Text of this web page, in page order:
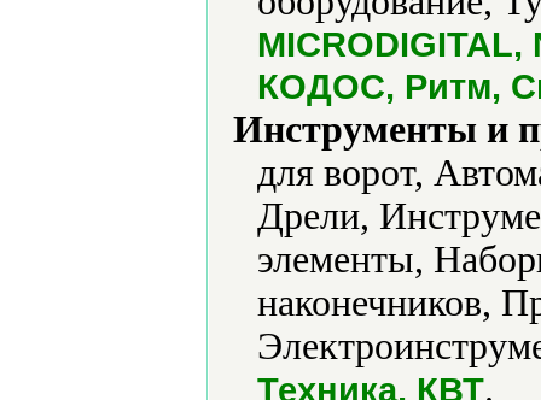
КОДОС, Ритм,
Инструменты и
для ворот,
Дрели,
элементы,
наконечников,
Техника, КВТ.